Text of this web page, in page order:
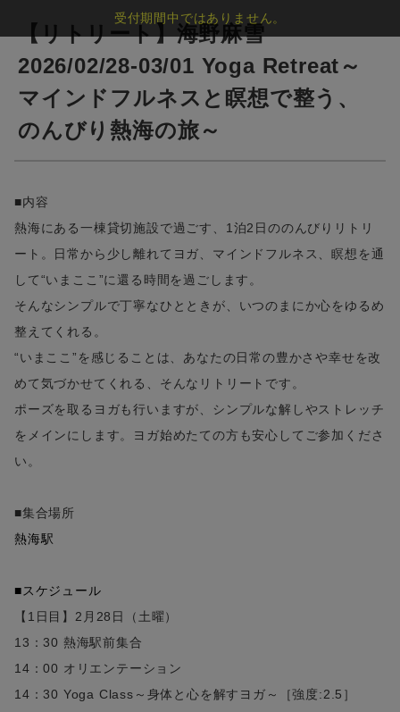
【リトリート】海野麻雪
2026/02/28-03/01 Yoga Retreat～
マインドフルネスと瞑想で整う、
のんびり熱海の旅～
■内容
熱海にある一棟貸切施設で過ごす、1泊2日ののんびりリトリ
ート。日常から少し離れてヨガ、マインドフルネス、瞑想を通
して“いまここ”に還る時間を過ごします。
そんなシンプルで丁寧なひとときが、いつのまにか心をゆるめ
整えてくれる。
“いまここ”を感じることは、あなたの日常の豊かさや幸せを改
めて気づかせてくれる、そんなリトリートです。
ポーズを取るヨガも行いますが、シンプルな解しやストレッチ
をメインにします。ヨガ始めたての方も安心してご参加くださ
い。
■集合場所
熱海駅
■スケジュール
【1日目】2月28日（土曜）
13：30 熱海駅前集合
14：00 オリエンテーション
14：30 Yoga Class～身体と心を解すヨガ～［強度:2.5］
受付期間中ではありません。